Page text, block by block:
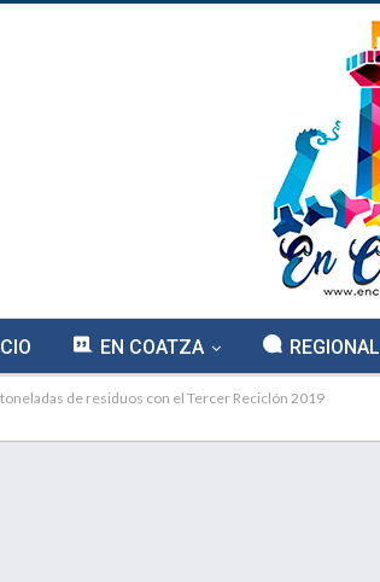
EN COATZA REGIONAL
toneladas de residuos con el Tercer Reciclón 2019